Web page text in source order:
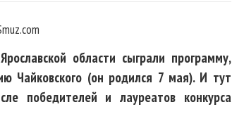
области сыграли программу,
Чайковского (он родился 7 мая). И тут
победителей и лауреатов конкурса